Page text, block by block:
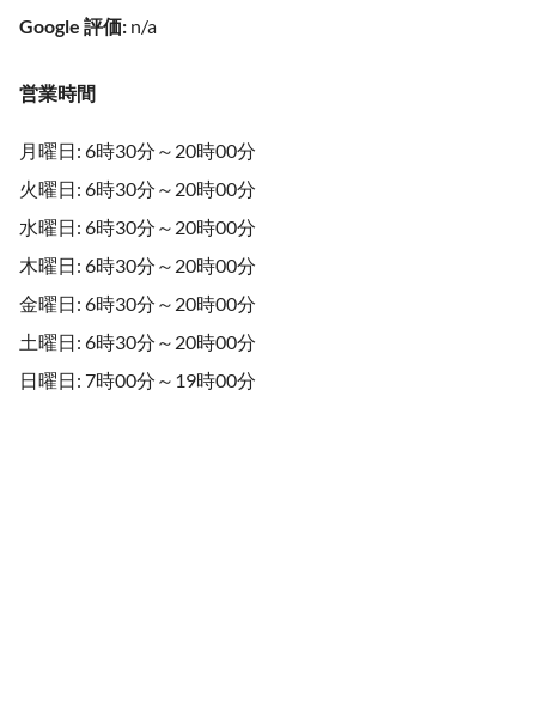
Google 評価: n/a
営業時間
月曜日: 6時30分～20時00分
火曜日: 6時30分～20時00分
水曜日: 6時30分～20時00分
木曜日: 6時30分～20時00分
金曜日: 6時30分～20時00分
土曜日: 6時30分～20時00分
日曜日: 7時00分～19時00分